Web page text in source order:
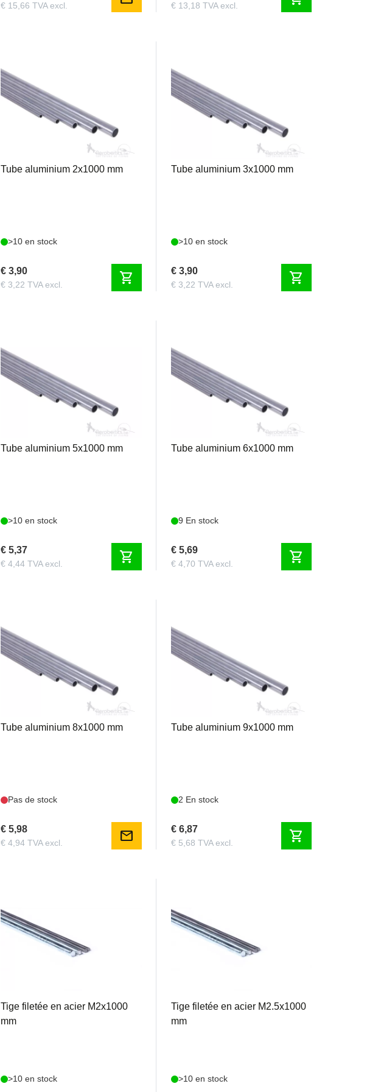
€ 15,66 TVA excl. € 13,18 TVA excl.
Tube aluminium 2x1000 mm
>10 en stock
€ 3,90
€ 3,22 TVA excl. shopping_cart
Tube aluminium 3x1000 mm
>10 en stock
€ 3,90
€ 3,22 TVA excl. shopping_cart
Tube aluminium 5x1000 mm
>10 en stock
€ 5,37
€ 4,44 TVA excl. shopping_cart
Tube aluminium 6x1000 mm
9 En stock
€ 5,69
€ 4,70 TVA excl. shopping_cart
Tube aluminium 8x1000 mm
Pas de stock
€ 5,98
€ 4,94 TVA excl. mail
Tube aluminium 9x1000 mm
2 En stock
€ 6,87
€ 5,68 TVA excl. shopping_cart
Tige filetée en acier M2x1000
mm
>10 en stock
Tige filetée en acier M2.5x1000
mm
>10 en stock